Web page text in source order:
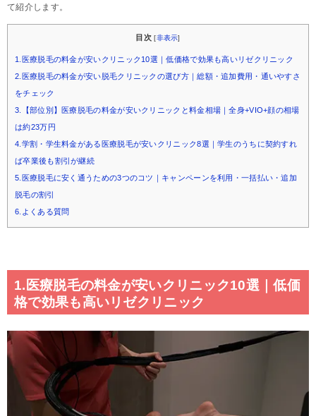
て紹介します。
目次 [非表示]
1.医療脱毛の料金が安いクリニック10選｜低価格で効果も高いリゼクリニック
2.医療脱毛の料金が安い脱毛クリニックの選び方｜総額・追加費用・通いやすさ
をチェック
3.【部位別】医療脱毛の料金が安いクリニックと料金相場｜全身+VIO+顔の相場
は約23万円
4.学割・学生料金がある医療脱毛が安いクリニック8選｜学生のうちに契約すれ
ば卒業後も割引が継続
5.医療脱毛に安く通うための3つのコツ｜キャンペーンを利用・一括払い・追加
脱毛の割引
6.よくある質問
1.医療脱毛の料金が安いクリニック10選｜低価
格で効果も高いリゼクリニック